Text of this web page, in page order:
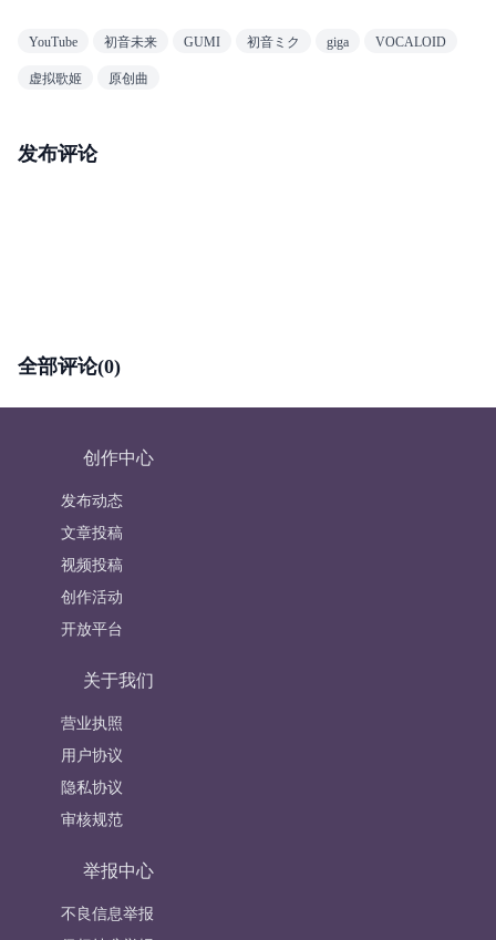
YouTube 初音未来 GUMI 初音ミク giga VOCALOID
虚拟歌姬 原创曲
发布评论
全部评论(0)
创作中心
发布动态
文章投稿
视频投稿
创作活动
开放平台
关于我们
营业执照
用户协议
隐私协议
审核规范
举报中心
不良信息举报